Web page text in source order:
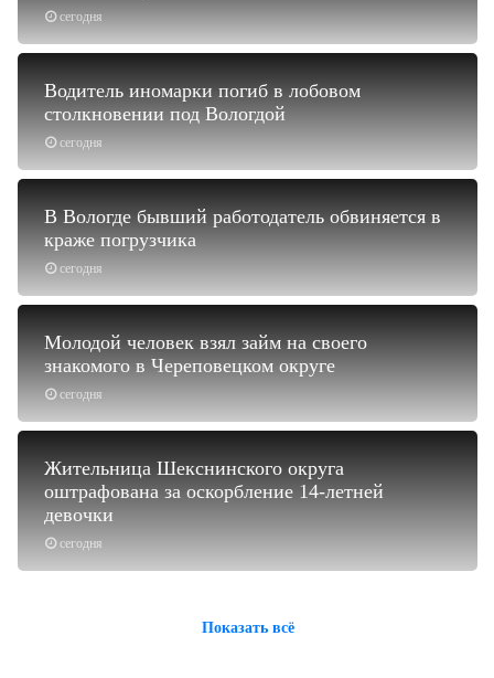
сегодня
сегодня
Водитель иномарки погиб в лобовом
столкновении под Вологдой
сегодня
В Вологде бывший работодатель обвиняется в
краже погрузчика
сегодня
Молодой человек взял займ на своего
знакомого в Череповецком округе
сегодня
Жительница Шекснинского округа
оштрафована за оскорбление 14-летней
девочки
Показать всё